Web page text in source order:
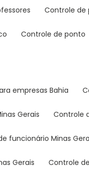
controle
controle de ponto
empresas Bahia
Gerais controle
funcionário Minas
Gerais controle